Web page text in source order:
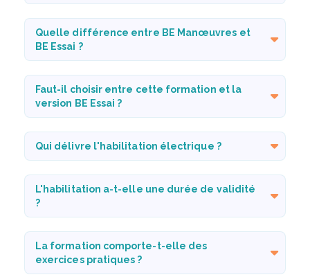
Quelle différence entre BE Manœuvres et
BE Essai ?
Faut-il choisir entre cette formation et la
version BE Essai ?
Qui délivre l'habilitation électrique ?
L'habilitation a-t-elle une durée de validité
?
La formation comporte-t-elle des
exercices pratiques ?